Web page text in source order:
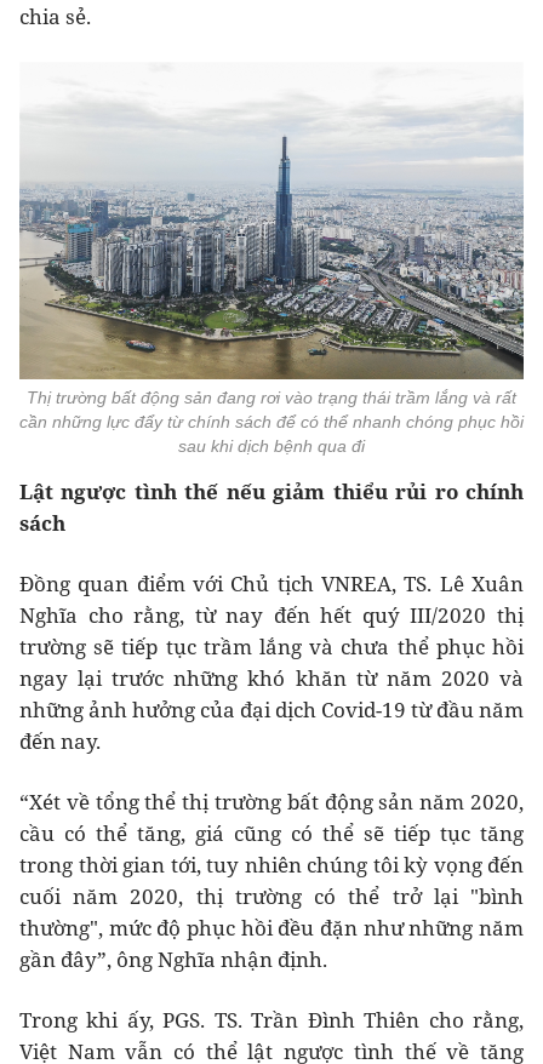
chia sẻ.
Thị trường bất động sản đang rơi vào trạng thái trầm lắng và rất
cần những lực đẩy từ chính sách để có thể nhanh chóng phục hồi
sau khi dịch bệnh qua đi
Lật ngược tình thế nếu giảm thiểu rủi ro chính
sách
Đồng quan điểm với Chủ tịch VNREA, TS. Lê Xuân
Nghĩa cho rằng, từ nay đến hết quý III/2020 thị
trường sẽ tiếp tục trầm lắng và chưa thể phục hồi
ngay lại trước những khó khăn từ năm 2020 và
những ảnh hưởng của đại dịch Covid-19 từ đầu năm
đến nay.
“Xét về tổng thể thị trường bất động sản năm 2020,
cầu có thể tăng, giá cũng có thể sẽ tiếp tục tăng
trong thời gian tới, tuy nhiên chúng tôi kỳ vọng đến
cuối năm 2020, thị trường có thể trở lại "bình
thường", mức độ phục hồi đều đặn như những năm
gần đây”, ông Nghĩa nhận định.
Trong khi ấy, PGS. TS. Trần Đình Thiên cho rằng,
Việt Nam vẫn có thể lật ngược tình thế về tăng